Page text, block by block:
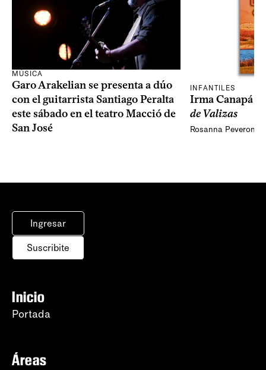
MÚSICA
Garo Arakelian se presenta a dúo
con el guitarrista Santiago Peralta
este sábado en el teatro Macció de
San José
INFANTILES
Irma Canapá
de Valizas
Rosanna Peveroni
Ingresar
Suscribite
Inicio
Portada
Áreas